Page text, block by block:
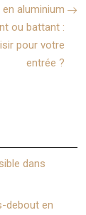
aluminium
ou battant :
pour votre
entrée ?
dans
debout en